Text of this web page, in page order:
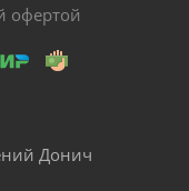
офертой
Донич